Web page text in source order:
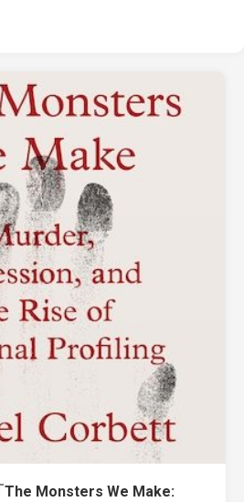
The Monsters We Make: